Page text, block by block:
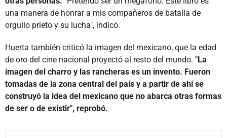
una manera de honrar a mis compañeros de batalla de
orgullo prieto y su lucha", indicó.
Huerta también criticó la imagen del mexicano, que la edad
de oro del cine nacional proyectó al resto del mundo. "La
imagen del charro y las rancheras es un invento. Fueron
tomadas de la zona central del país y a partir de ahí se
construyó la idea del mexicano que no abarca otras formas
de ser o de existir", reprobó.